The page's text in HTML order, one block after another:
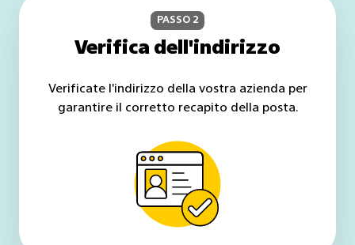
PASSO 2
Verifica dell'indirizzo
Verificate l'indirizzo della vostra azienda per
garantire il corretto recapito della posta.